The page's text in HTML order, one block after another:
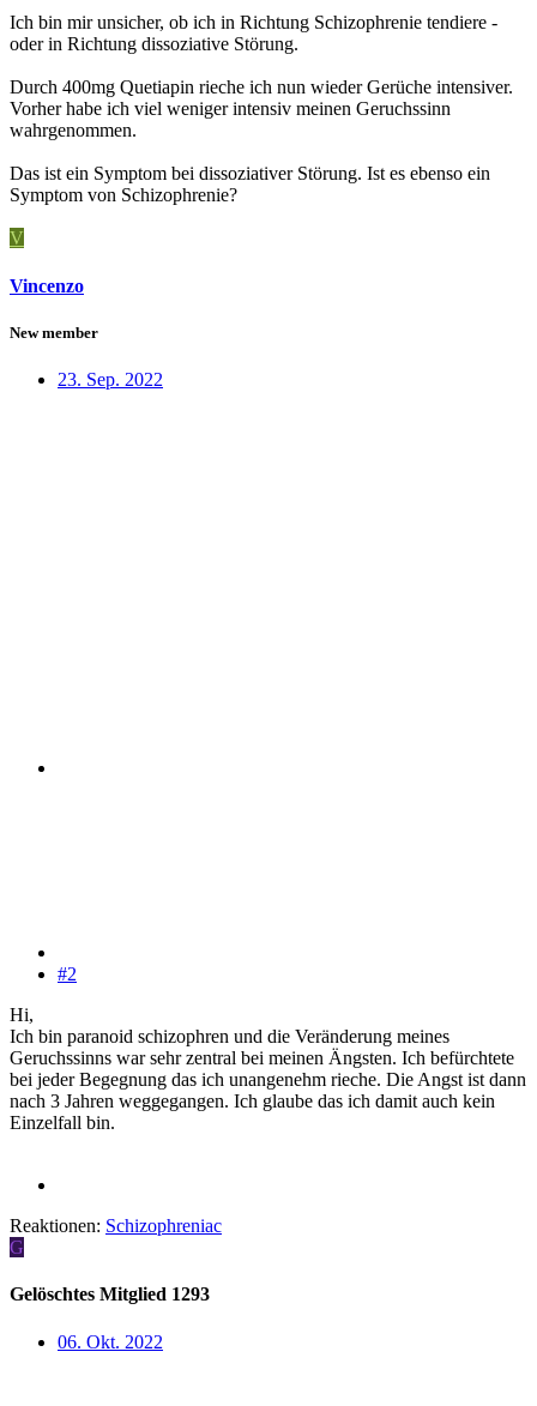
Ich bin mir unsicher, ob ich in Richtung Schizophrenie tendiere -
oder in Richtung dissoziative Störung.
Durch 400mg Quetiapin rieche ich nun wieder Gerüche intensiver.
Vorher habe ich viel weniger intensiv meinen Geruchssinn
wahrgenommen.
Das ist ein Symptom bei dissoziativer Störung. Ist es ebenso ein
Symptom von Schizophrenie?
V
Vincenzo
New member
23. Sep. 2022
#2
Hi,
Ich bin paranoid schizophren und die Veränderung meines
Geruchssinns war sehr zentral bei meinen Ängsten. Ich befürchtete
bei jeder Begegnung das ich unangenehm rieche. Die Angst ist dann
nach 3 Jahren weggegangen. Ich glaube das ich damit auch kein
Einzelfall bin.
Reaktionen: Schizophreniac
G
Gelöschtes Mitglied 1293
06. Okt. 2022